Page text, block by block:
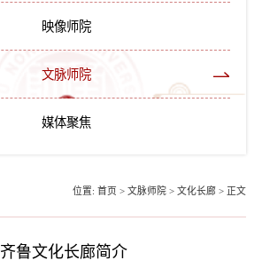
映像师院
文脉师院
媒体聚焦
位置: 首页 > 文脉师院 > 文化长廊 > 正文
齐鲁文化长廊简介